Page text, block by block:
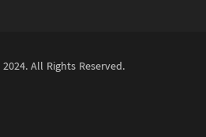
2024. All Rights Reserved.